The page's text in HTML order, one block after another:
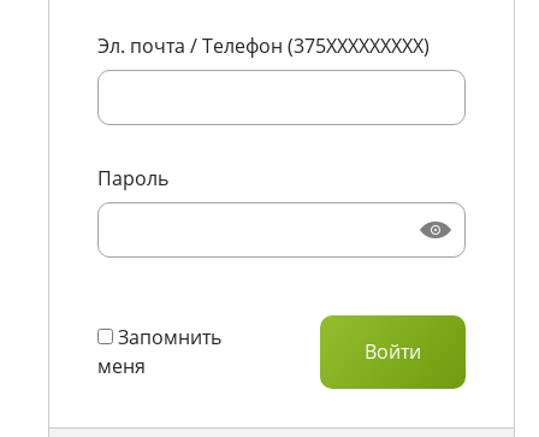
Эл. почта / Телефон (375XXXXXXXXX)
Пароль
Запомнить
меня